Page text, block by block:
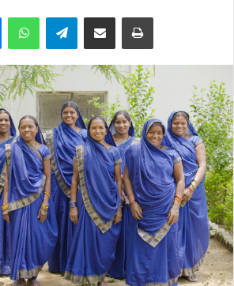
MessengerWhatsAppTelegramShare via Email Print